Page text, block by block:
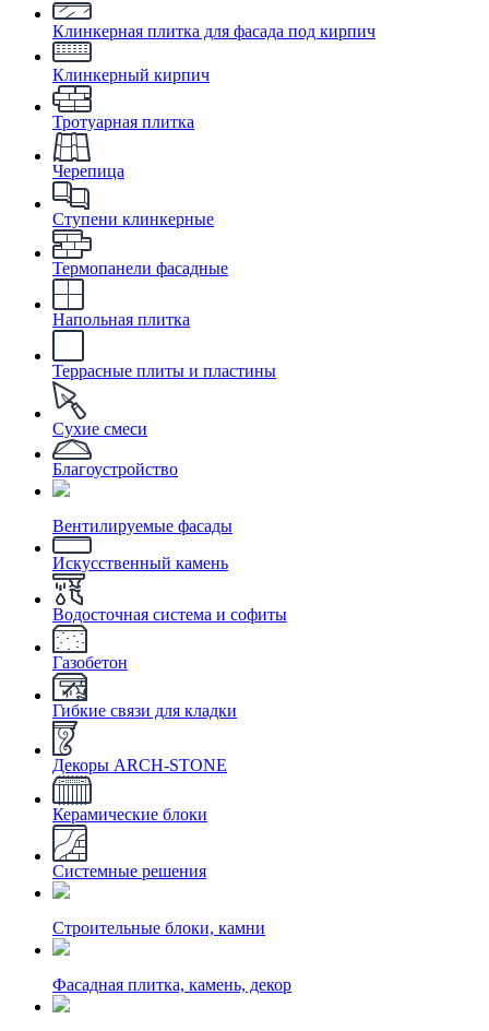
Клинкерная плитка для фасада под кирпич
Клинкерный кирпич
Тротуарная плитка
Черепица
Ступени клинкерные
Термопанели фасадные
Напольная плитка
Террасные плиты и пластины
Сухие смеси
Благоустройство
Вентилируемые фасады
Искусственный камень
Водосточная система и софиты
Газобетон
Гибкие связи для кладки
Декоры ARCH-STONE
Керамические блоки
Системные решения
Строительные блоки, камни
Фасадная плитка, камень, декор